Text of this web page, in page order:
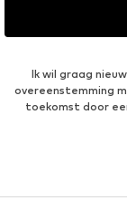
Ik wil graag
overeenstemming
toekomst door